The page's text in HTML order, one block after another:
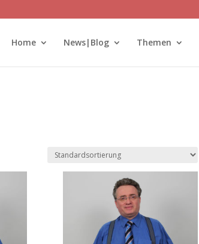
Home News|Blog Themen